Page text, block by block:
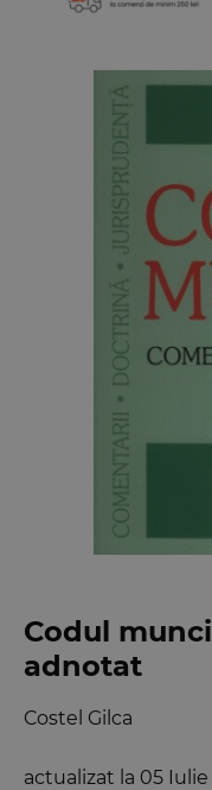
Codul
adnotat
actualizat la 05 Iulie
Costel Gilca